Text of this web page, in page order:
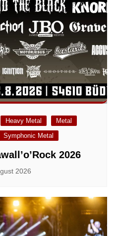
Heavy Metal
Metal
Symphonic Metal
2026
2026